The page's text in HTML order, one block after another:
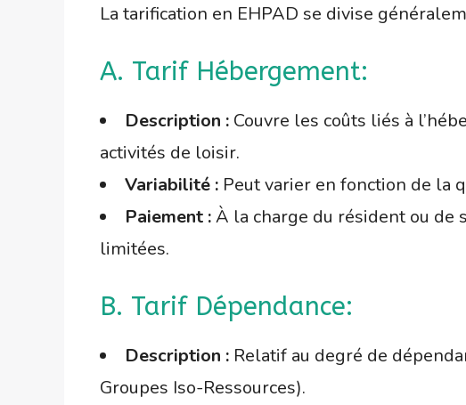
La tarification en EHPAD se divise
A. Tarif Hébergement:
Description : Couvre les coûts liés à
activités de loisir.
Variabilité : Peut varier en fonction de la
Paiement :À la charge du résident ou de
limitées.
B. Tarif Dépendance:
Description : Relatif au degré de
Groupes Iso-Ressources).